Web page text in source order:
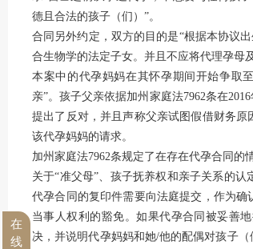
德且合法的孩子（们）”。
合同另外约定，双方的目的是“根据本协议
合生物学的法定子女。并且不应将代理孕母
本案中的代孕妈妈在其怀孕期间开始争取
亲”。孩子父亲依据加州家庭法7962条在
提出了反对，并且声称父亲试图假借财务
该代孕妈妈的请求。
加州家庭法7962条规定了在存在代孕合同的
关于“准父母”、孩子抚养权和亲子关系的
代孕合同的复印件需要向法庭提交，作为
当事人权利的豁免。如果代孕合同被妥善
决，并说明代孕妈妈和她/他的配偶对孩子
在
线